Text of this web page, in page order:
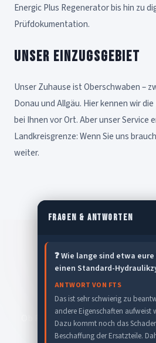
Energic Plus Regenerator bis hin zu
Prüfdokumentation.
Unser Einzugsgebiet
Unser Zuhause ist Oberschwaben –
Donau und Allgäu. Hier kennen wir
bei Ihnen vor Ort. Aber unser Service
Landkreisgrenze: Wenn Sie uns
weiter.
LERNEN SIE
Sprechen Sie
Ob Frage, Angebot oder
uns auf Ihre
FRAGEN & ANTWORTEN
❓ Wie lange sind etwa
einen Standard-
ANTWORT VON FTS
Das ist sehr schwierig zu
andere Eigenschaften aufweist
Dazu kommt noch das
Beschaffung der Ersatzteile.